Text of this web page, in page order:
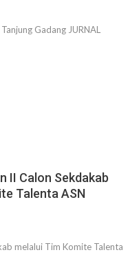
Gadang JURNAL
II Calon Sekdakab
Talenta ASN
melalui Tim Komite Talenta